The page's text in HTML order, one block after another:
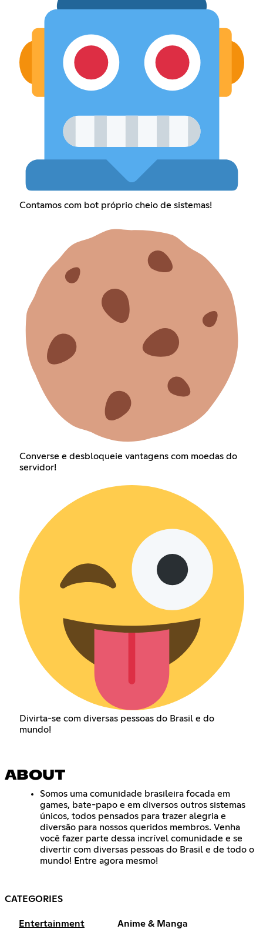
Contamos com bot próprio cheio de sistemas!
Converse e desbloqueie vantagens com moedas do
servidor!
Divirta-se com diversas pessoas do Brasil e do
mundo!
ABOUT
Somos uma comunidade brasileira focada em
games, bate-papo e em diversos outros sistemas
únicos, todos pensados para trazer alegria e
diversão para nossos queridos membros. Venha
você fazer parte dessa incrível comunidade e se
divertir com diversas pessoas do Brasil e de todo o
mundo! Entre agora mesmo!
CATEGORIES
Entertainment Anime & Manga